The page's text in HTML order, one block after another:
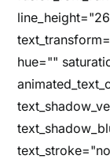
hue=""